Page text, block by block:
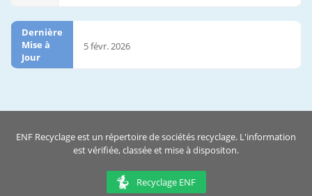
Dernière
Mise à
Jour
5 févr. 2026
ENF Recyclage est un répertoire de sociétés recyclage. L'information
est vérifiée, classée et mise à dispositon.
Recyclage ENF